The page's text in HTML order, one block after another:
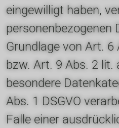
eingewilligt haben,
personenbezogenen
Grundlage von Art. 6
bzw. Art. 9 Abs. 2 lit.
besondere
Abs. 1 DSGVO
Falle einer